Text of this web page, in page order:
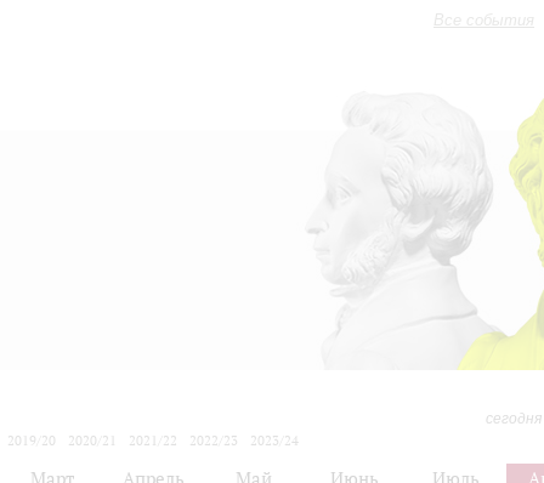
Все события
2019/20
2020/21 2021/22 2022/23
2023/24